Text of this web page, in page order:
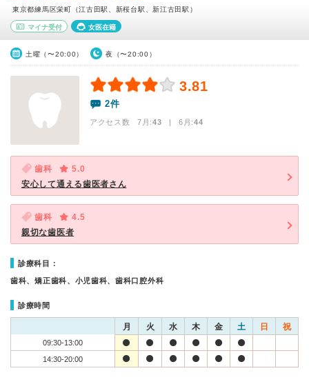
東京都練馬区栄町（江古田駅、新桜台駅、新江古田駅）
マイナ受付 女医在籍
土曜（〜20:00） 夜（〜20:00）
3.81
2件
アクセス数 7月:43 | 6月:44
歯科
5.0
安心して通える歯医者さん
歯科
4.5
親切な歯医者
診療科目：
歯科、矯正歯科、小児歯科、歯科口腔外科
診療時間
月 火 水 木 金 土 日 祝
09:30-13:00
14:30-20:00